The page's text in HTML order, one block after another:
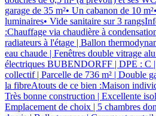
garage de 35 m²• Un cabanon de 10
luminaires• Vide sanitaire sur 3
:Chauffage via chaudière à
radiateurs à l'étage | Ballon
eau chaude | Fenêtres double vitrage
électriques BUBENDORFF | DPE : C |
collectif | Parcelle de 736 m² | Double
la fibreAtouts de ce bien :Maison
Très bonne construction | Excellente
Emplacement de choix | 5 chambres